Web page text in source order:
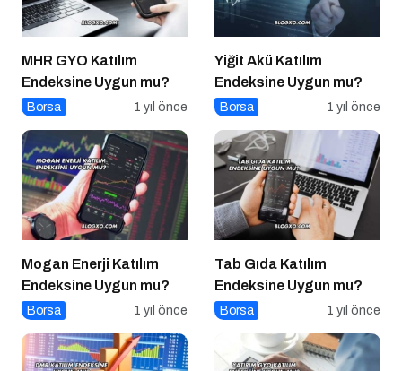
MHR GYO Katılım
Endeksine Uygun mu?
Borsa 1 yıl önce
Yiğit Akü Katılım
Endeksine Uygun mu?
Borsa 1 yıl önce
Mogan Enerji Katılım
Endeksine Uygun mu?
Borsa 1 yıl önce
Tab Gıda Katılım
Endeksine Uygun mu?
Borsa 1 yıl önce